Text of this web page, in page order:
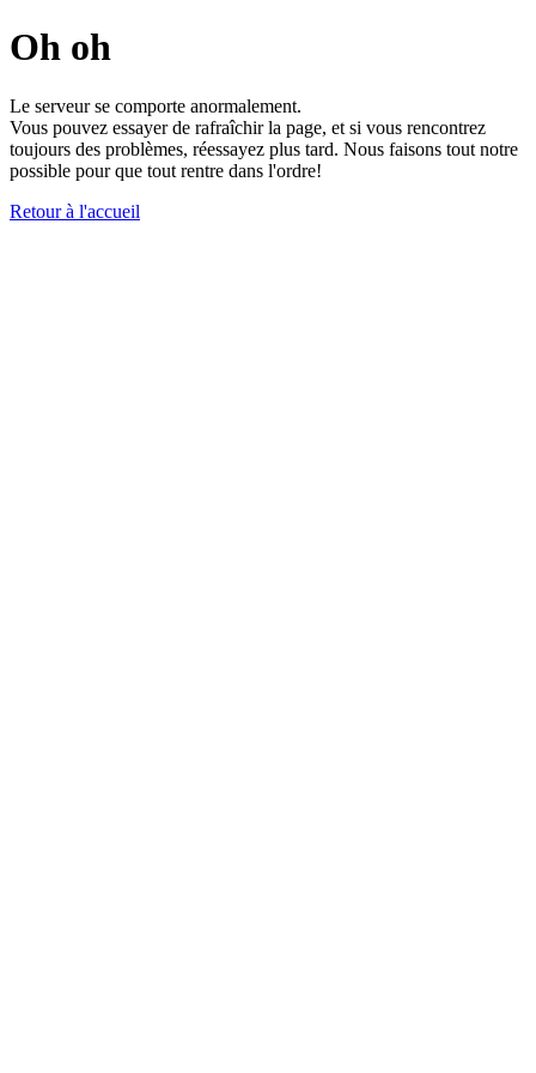
Oh oh
Le serveur se comporte anormalement.
Vous pouvez essayer de rafraîchir la page, et si vous rencontrez
toujours des problèmes, réessayez plus tard. Nous faisons tout notre
possible pour que tout rentre dans l'ordre!
Retour à l'accueil